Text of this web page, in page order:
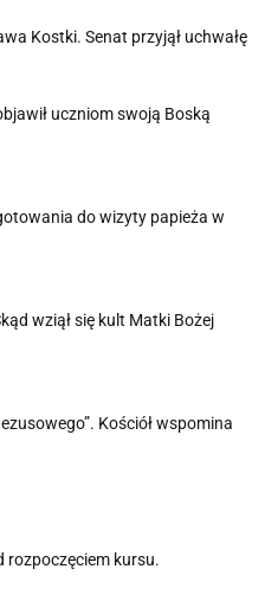
Kostki. Senat przyjął uchwałę
uczniom swoją Boską
do wizyty papieża w
wziął się kult Matki Bożej
Kościół wspomina
rozpoczęciem kursu.